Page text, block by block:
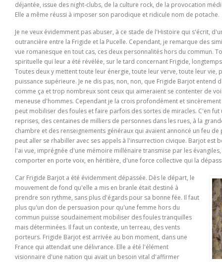
déjantée, issue des night-clubs, de la culture rock, de la provocation
Elle a même réussi à imposer son parodique et ridicule nom de potache.
Je ne veux évidemment pas abuser, à ce stade de l'Histoire qui s'écrit,
outrancière entre la Frigide et la Pucelle. Cependant, je remarque des
vue romanesque en tout cas, ces deux personnalités hors du commun.
spirituelle qui leur a été révélée, sur le tard concernant Frigide,
Toutes deux y mettent toute leur énergie, toute leur verve, toute leur vie,
puissance supérieure. Je ne dis pas, non, non, que Frigide Barjot entend
comme ça et trop nombreux sont ceux qui aimeraient se contenter de
meneuse d'hommes. Cependant je la crois profondément et
peut mobiliser des foules et faire parfois des sortes de miracles. C'en
reprises, des centaines de milliers de personnes dans les rues, à la
chambre et des renseignements généraux qui avaient annoncé un feu de
peut aller se rhabiller avec ses appels à l'insurrection civique. Barjot est
l'ai vue, imprégnée d'une mémoire millénaire transmise par les
comporter en porte voix, en héritière, d'une force collective qui la
Car Frigide Barjot a été évidemment dépassée. Dès le départ, le
mouvement de fond qu'elle a mis en branle était destiné à
prendre son rythme, sans plus d'égards pour sa bonne fée. Il faut
plus qu'un don de persuasion pour qu'une femme hors du
commun puisse soudainement mobiliser des foules tranquilles
mais déterminées. Il faut un contexte, un terreau, des vents
porteurs. Frigide Barjot est arrivée au bon moment, dans une
France qui attendait une délivrance. Elle a été l'élément
visionnaire d'une nation qui avait un besoin vital d'affirmer